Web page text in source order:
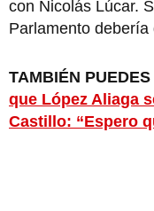
con Nicolás Lúcar.
Parlamento
TAMBIÉN
que López Aliaga
Castillo: “Espero